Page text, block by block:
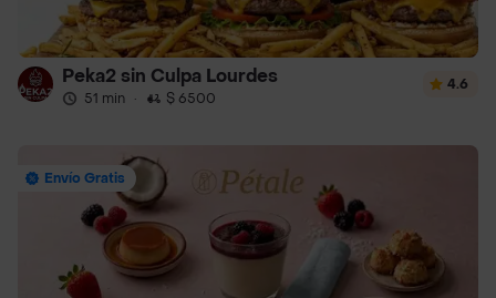
Peka2 sin Culpa Lourdes
51 min · $ 6500
4.6
Envío Gratis